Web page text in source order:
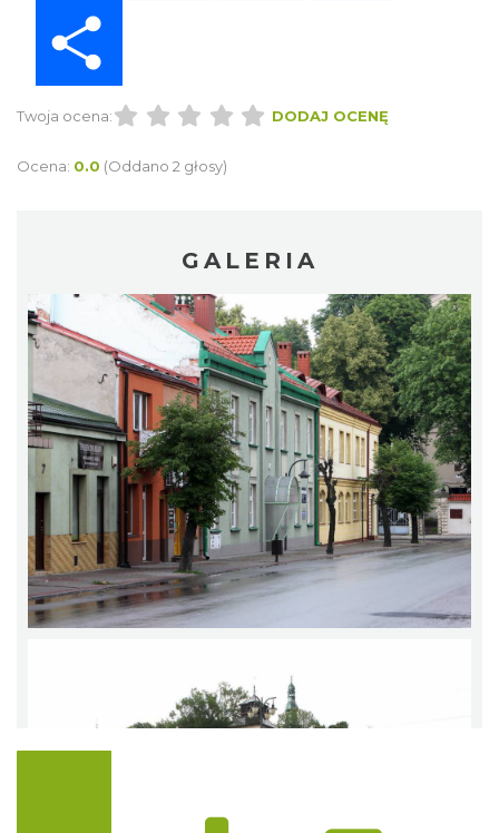
Twoja ocena: DODAJ OCENĘ
Ocena: 0.0 (Oddano 2 głosy)
GALERIA